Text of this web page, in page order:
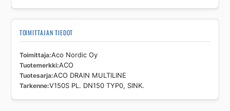
TOIMITTAJAN TIEDOT
Toimittaja Aco Nordic Oy
Tuotemerkki ACO
Tuotesarja ACO DRAIN MULTILINE
Tarkenne V150S PL. DN150 TYP0, SINK.